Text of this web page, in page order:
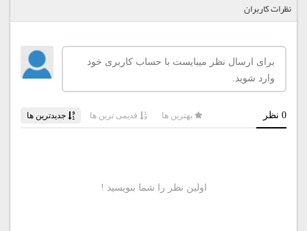
نظرات کاربران